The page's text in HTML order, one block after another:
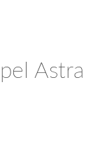
Astra